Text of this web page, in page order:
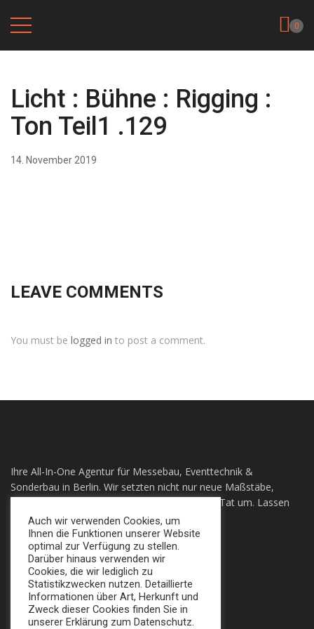
0
Licht : Bühne : Rigging :
Ton Teil1 .129
14. November 2019
LEAVE COMMENTS
You must be logged in to post a comment.
Ihre All-In-One Agentur für Messebau, Eventtechnik &
Sonderbau in Berlin. Wir setzten nicht nur neue Maßstäbe,
sondern auch ihre individuellen Visionen in die Tat um. Lassen
sie sich Überzeugen!
+49 (0) 30 924 0 95 97
Apollofalterallee 98, 12683 Berlin
info@broker-gmbh.de
INFORMATIONEN MENÜ
Auch wir verwenden Cookies, um
Ihnen die Funktionen unserer Website
optimal zur Verfügung zu stellen.
Darüber hinaus verwenden wir
Cookies, die wir lediglich zu
Statistikzwecken nutzen. Detaillierte
Informationen über Art, Herkunft und
Zweck dieser Cookies finden Sie in
unserer Erklärung zum Datenschutz.